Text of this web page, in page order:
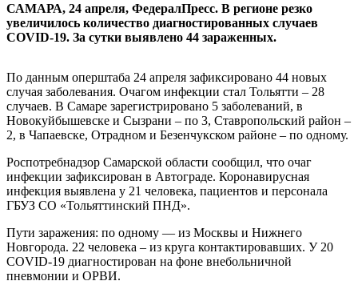
САМАРА, 24 апреля, ФедералПресс. В регионе резко
увеличилось количество диагностированных случаев
COVID-19. За сутки выявлено 44 зараженных.
По данным оперштаба 24 апреля зафиксировано 44 новых
случая заболевания. Очагом инфекции стал Тольятти – 28
случаев. В Самаре зарегистрировано 5 заболеваний, в
Новокуйбышевске и Сызрани – по 3, Ставропольский район –
2, в Чапаевске, Отрадном и Безенчукском районе – по одному.
Роспотребнадзор Самарской области сообщил, что очаг
инфекции зафиксирован в Автограде. Коронавирусная
инфекция выявлена у 21 человека, пациентов и персонала
ГБУЗ СО «Тольяттинский ПНД».
Пути заражения: по одному — из Москвы и Нижнего
Новгорода. 22 человека – из круга контактировавших. У 20
COVID-19 диагностирован на фоне внебольничной
пневмонии и ОРВИ.